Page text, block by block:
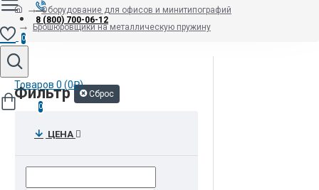
8 (800) 700-06-12
0
Товаров 0 (0₽)
0
Оборудование для офисов и минитипографий
Брошюровщики на металлическую пружину
Фильтр Сброс
ЦЕНА